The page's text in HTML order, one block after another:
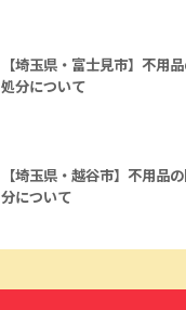
【埼玉県・富士見市】不用
処分について
【埼玉県・越谷市】不用品
分について